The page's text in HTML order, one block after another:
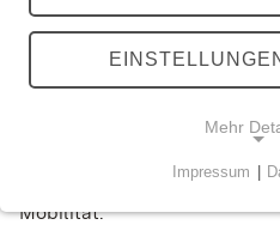
Teilen via:
twitterx X / Twitter
Stärke wird. Fast 1.200
gute Voraussetzungen für
Mobilität.
Mehr
Impressum